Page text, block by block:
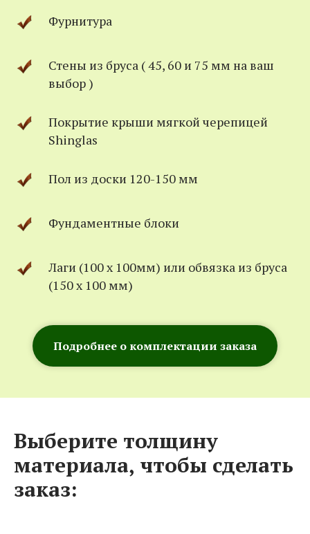
Фурнитура
Стены из бруса ( 45, 60 и 75 мм на ваш
выбор )
Покрытие крыши мягкой черепицей
Shinglas
Пол из доски 120-150 мм
Фундаментные блоки
Лаги (100 х 100мм) или обвязка из бруса
(150 х 100 мм)
Подробнее о комплектации заказа
Выберите толщину
материала, чтобы сделать
заказ: